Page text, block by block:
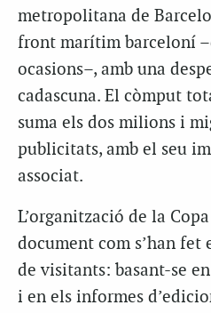
metropolitana de
front marítim barceloní
ocasions–, amb una
cadascuna. El còmput
suma els dos milions i
publicitats, amb el seu
associat.
L’organització de la
document com s’han fet
de visitants: basant-se
i en els informes